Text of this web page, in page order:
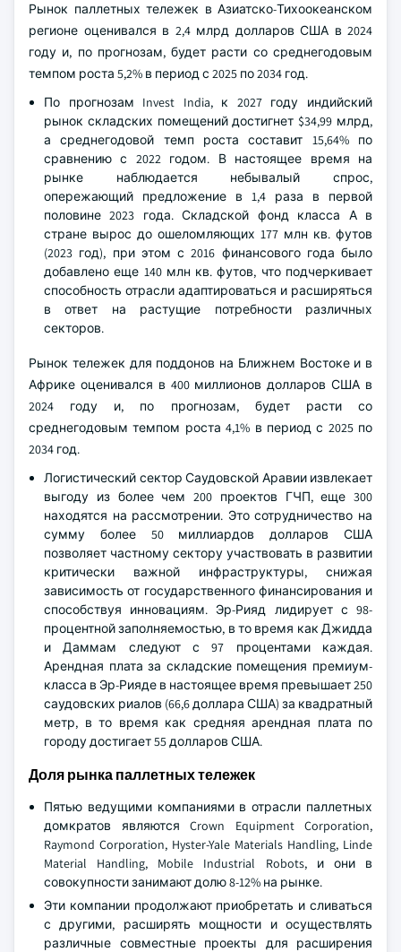
Рынок паллетных тележек в Азиатско-Тихоокеанском
регионе оценивался в 2,4 млрд долларов США в 2024
году и, по прогнозам, будет расти со среднегодовым
темпом роста 5,2% в период с 2025 по 2034 год.
По прогнозам Invest India, к 2027 году индийский
рынок складских помещений достигнет $34,99 млрд,
а среднегодовой темп роста составит 15,64% по
сравнению с 2022 годом. В настоящее время на
рынке наблюдается небывалый спрос,
опережающий предложение в 1,4 раза в первой
половине 2023 года. Складской фонд класса А в
стране вырос до ошеломляющих 177 млн кв. футов
(2023 год), при этом с 2016 финансового года было
добавлено еще 140 млн кв. футов, что подчеркивает
способность отрасли адаптироваться и расширяться
в ответ на растущие потребности различных
секторов.
Рынок тележек для поддонов на Ближнем Востоке и в
Африке оценивался в 400 миллионов долларов США в
2024 году и, по прогнозам, будет расти со
среднегодовым темпом роста 4,1% в период с 2025 по
2034 год.
Логистический сектор Саудовской Аравии извлекает
выгоду из более чем 200 проектов ГЧП, еще 300
находятся на рассмотрении. Это сотрудничество на
сумму более 50 миллиардов долларов США
позволяет частному сектору участвовать в развитии
критически важной инфраструктуры, снижая
зависимость от государственного финансирования и
способствуя инновациям. Эр-Рияд лидирует с 98-
процентной заполняемостью, в то время как Джидда
и Даммам следуют с 97 процентами каждая.
Арендная плата за складские помещения премиум-
класса в Эр-Рияде в настоящее время превышает 250
саудовских риалов (66,6 доллара США) за квадратный
метр, в то время как средняя арендная плата по
городу достигает 55 долларов США.
Доля рынка паллетных тележек
Пятью ведущими компаниями в отрасли паллетных
домкратов являются Crown Equipment Corporation,
Raymond Corporation, Hyster-Yale Materials Handling, Linde
Material Handling, Mobile Industrial Robots, и они в
совокупности занимают долю 8-12% на рынке.
Эти компании продолжают приобретать и сливаться
с другими, расширять мощности и осуществлять
различные совместные проекты для расширения